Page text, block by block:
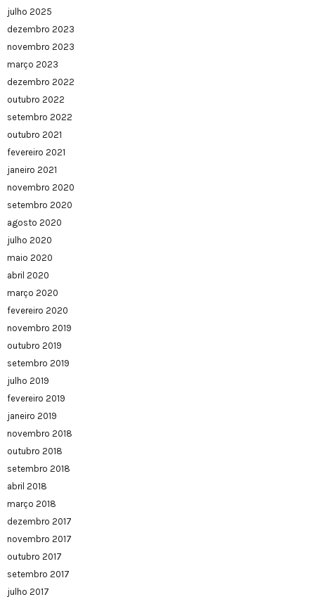
julho 2025
dezembro 2023
novembro 2023
março 2023
dezembro 2022
outubro 2022
setembro 2022
outubro 2021
fevereiro 2021
janeiro 2021
novembro 2020
setembro 2020
agosto 2020
julho 2020
maio 2020
abril 2020
março 2020
fevereiro 2020
novembro 2019
outubro 2019
setembro 2019
julho 2019
fevereiro 2019
janeiro 2019
novembro 2018
outubro 2018
setembro 2018
abril 2018
março 2018
dezembro 2017
novembro 2017
outubro 2017
setembro 2017
julho 2017